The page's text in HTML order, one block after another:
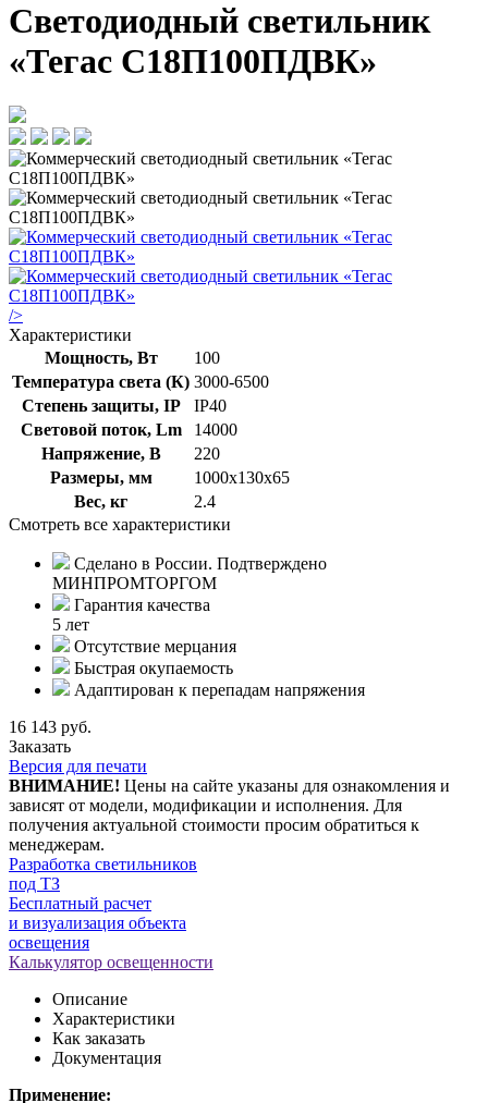
Светодиодный светильник
«Тегас С18П100ПДВК»
/>
Характеристики
Мощность, Вт
100
Температура света (К) 3000-6500
Степень защиты, IP
IP40
Световой поток, Lm
14000
Напряжение, В
220
Размеры, мм
1000х130х65
Вес, кг
2.4
Смотреть все характеристики
Сделано в России. Подтверждено
МИНПРОМТОРГОМ
Гарантия качества
5 лет
Отсутствие мерцания
Быстрая окупаемость
Адаптирован к перепадам напряжения
16 143 руб.
Заказать
Версия для печати
ВНИМАНИЕ! Цены на сайте указаны для ознакомления и
зависят от модели, модификации и исполнения. Для
получения актуальной стоимости просим обратиться к
менеджерам.
Разработка светильников
под ТЗ
Бесплатный расчет
и визуализация объекта
освещения
Калькулятор освещенности
Описание
Характеристики
Как заказать
Документация
Применение: